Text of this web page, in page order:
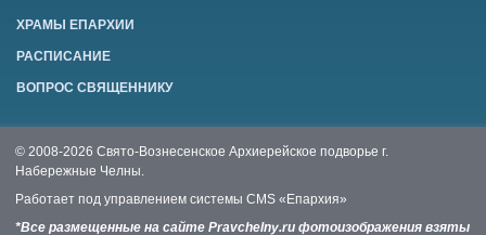
ХРАМЫ ЕПАРХИИ
РАСПИСАНИЕ
ВОПРОС СВЯЩЕННИКУ
© 2008-2026 Свято-Вознесенское Архиерейское подворье г.
Набережные Челны.
Работает под управлением системы CMS «Епархия»
*Все размещенные на сайте Pravchelny.ru фотоизображения взяты